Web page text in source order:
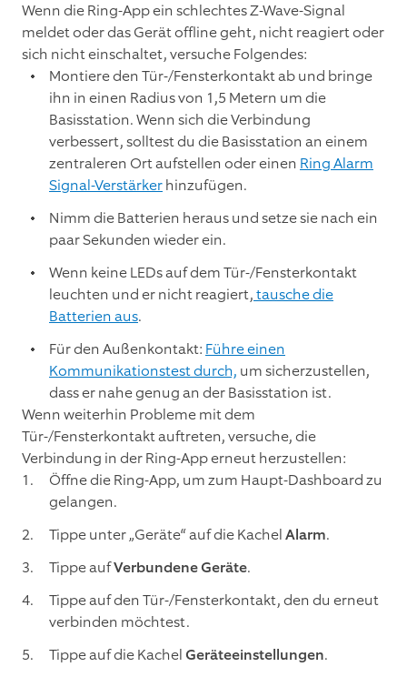
Wenn die Ring-App ein schlechtes Z-Wave-Signal
meldet oder das Gerät offline geht, nicht reagiert oder
sich nicht einschaltet, versuche Folgendes:
Montiere den Tür-/Fensterkontakt ab und bringe
ihn in einen Radius von 1,5 Metern um die
Basisstation. Wenn sich die Verbindung
verbessert, solltest du die Basisstation an einem
zentraleren Ort aufstellen oder einen Ring Alarm
Signal-Verstärkerhinzufügen.
Nimm die Batterien heraus und setze sie nach ein
paar Sekunden wieder ein.
Wenn keine LEDs auf dem Tür-/Fensterkontakt
leuchten und er nicht reagiert,tausche die
Batterien aus.
Für den Außenkontakt: Führe einen
Kommunikationstest durch, um sicherzustellen,
dass er nahe genug an der Basisstation ist.
Wenn weiterhin Probleme mit dem
Tür-/Fensterkontakt auftreten, versuche, die
Verbindung in der Ring-App erneut herzustellen:
Öffne die Ring-App, um zum Haupt-Dashboard zu
gelangen.
Tippe unter „Geräte“ auf die KachelAlarm.
Tippe aufVerbundene Geräte.
Tippe auf den Tür-/Fensterkontakt, den du erneut
verbinden möchtest.
Tippe auf die KachelGeräteeinstellungen.